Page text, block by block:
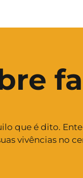
que é dito.
vivências no